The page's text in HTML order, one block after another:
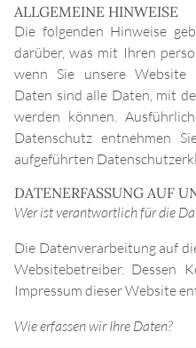
ALLGEMEINE HINWEISE
Die folgenden Hinweise
darüber, was mit Ihren
wenn Sie unsere Website
Daten sind alle Daten, mit
werden können.
Datenschutz entnehmen
aufgeführten
DATENERFASSUNG AUF
Wer ist verantwortlich für die
Die Datenverarbeitung auf
Websitebetreiber. Dessen
Impressum dieser Website
Wie erfassen wir Ihre Daten?